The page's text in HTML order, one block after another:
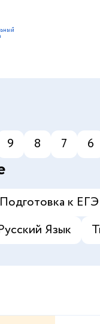
9 8 7 6
Подготовка к ЕГЭ
Язык